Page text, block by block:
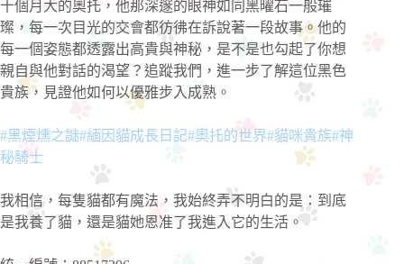
十個月大的奧托，他那深邃的眼神如同黑曜石一般璀
璨，每一次目光的交會都彷彿在訴說著一段故事。他的
每一個姿態都透露出高貴與神秘，是不是也勾起了你想
親自與他對話的渴望？追蹤我們，進一步了解這位黑色
貴族，見證他如何以優雅步入成熟。
#黑煙燻之謎#緬因貓成長日記#奧托的世界#貓咪貴族#神
秘騎士
我相信，每隻貓都有魔法，我始終弄不明白的是：到底
是我養了貓，還是貓她恩准了我進入它的生活。